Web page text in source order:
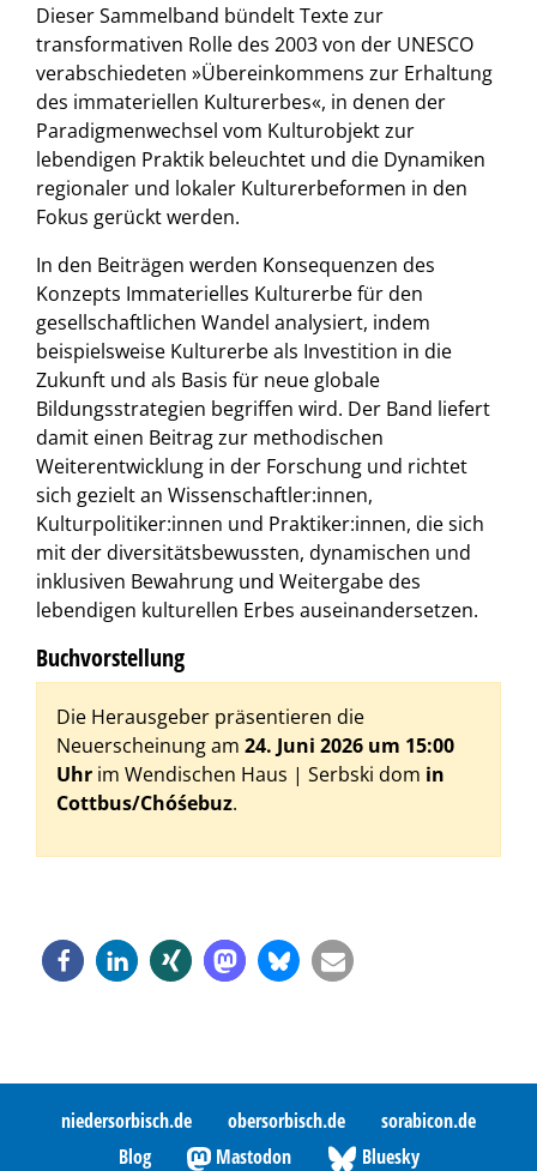
Dieser Sammelband bündelt Texte zur
transformativen Rolle des 2003 von der UNESCO
verabschiedeten »Übereinkommens zur Erhaltung
des immateriellen Kulturerbes«, in denen der
Paradigmenwechsel vom Kulturobjekt zur
lebendigen Praktik beleuchtet und die Dynamiken
regionaler und lokaler Kulturerbeformen in den
Fokus gerückt werden.
In den Beiträgen werden Konsequenzen des
Konzepts Immaterielles Kulturerbe für den
gesellschaftlichen Wandel analysiert, indem
beispielsweise Kulturerbe als Investition in die
Zukunft und als Basis für neue globale
Bildungsstrategien begriffen wird. Der Band liefert
damit einen Beitrag zur methodischen
Weiterentwicklung in der Forschung und richtet
sich gezielt an Wissenschaftler:innen,
Kulturpolitiker:innen und Praktiker:innen, die sich
mit der diversitätsbewussten, dynamischen und
inklusiven Bewahrung und Weitergabe des
lebendigen kulturellen Erbes auseinandersetzen.
Buchvorstellung
Die Herausgeber präsentieren die
Neuerscheinung am 24. Juni 2026 um 15:00
Uhr im Wendischen Haus | Serbski dom in
Cottbus/Chóśebuz.
niedersorbisch.de obersorbisch.de
sorabicon.de
Blog
Mastodon Bluesky